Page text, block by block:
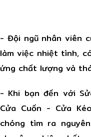
- Đội ngũ nhân viên
làm việc nhiệt tình,
ứng chất lượng và
- Khi bạn đến với
Cửa Cuốn - Cửa
chóng tìm ra